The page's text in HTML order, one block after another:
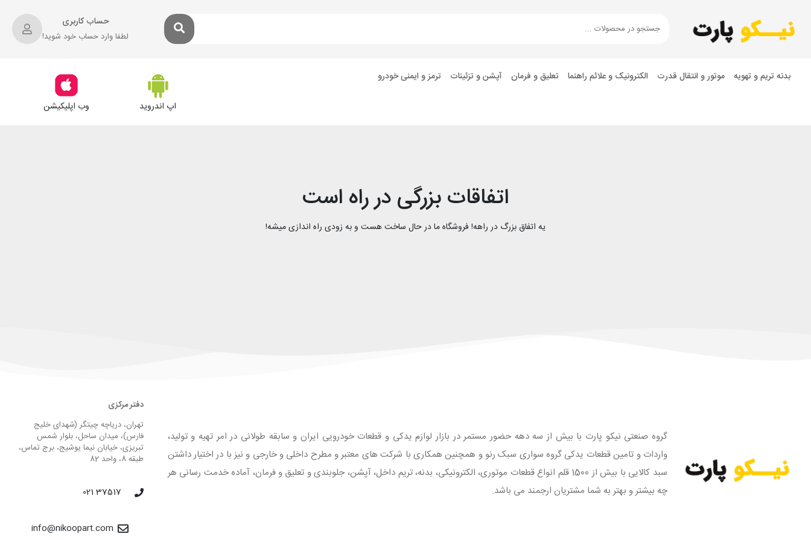
حساب کاربری
لطفا وارد حساب خود شوید!
بدنه تریم و تهویه موتور و انتقال قدرت الکترونیک و علائم راهنما تعلیق و فرمان آپشن و تزئینات ترمز و ایمنی خودرو
اپ اندروید وب اپلیکیشن
اتفاقات بزرگی در راه است
یه اتفاق بزرگ در راهه! فروشگاه ما در حال ساخت هست و به زودی راه اندازی میشه!
گروه صنعتی نیکو پارت با بیش از سه دهه حضور مستمر در بازار لوازم یدکی و قطعات خودرویی ایران و سابقه طولانی در امر تهیه و تولید،
واردات و تامین قطعات یدکی گروه سواری سبک رنو و همچنین همکاری با شرکت های معتبر و مطرح داخلی و خارجی و نیز با در اختیار داشتن
سبد کالایی با بیش از 1500 قلم انواع قطعات موتوری، الکترونیکی، بدنه، تریم داخل، آپشن، جلوبندی و تعلیق و فرمان، آماده خدمت رسانی هر
چه بیشتر و بهتر به شما مشتریان ارجمند می باشد.
دفتر مرکزی
تهران، دریاچه چیتگر (شهدای خلیج
فارس)، میدان ساحل، بلوار شمس
تبریزی، خیابان نیما یوشیج، برج تماس،
طبقه 8، واحد 82
37517 021
info@nikoopart.com